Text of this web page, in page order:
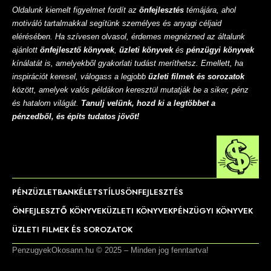
Oldalunk kiemelt figyelmet fordít az önfejlesztés témájára, ahol
motiváló tartalmakkal segítünk személyes és anyagi céljaid
elérésében. Ha szívesen olvasol, érdemes megnézned az általunk
ajánlott önfejlesztő könyvek, üzleti könyvekés pénzügyi könyvek
kínálatát is, amelyekből gyakorlati tudást meríthetsz. Emellett, ha
inspirációt keresel, válogass a legjobb üzleti filmek és sorozatok
között, amelyek valós példákon keresztül mutatják be a siker, pénz
és hatalom világát. Tanulj velünk, hozd ki a legtöbbet a
pénzedből, és építs tudatos jövőt!
PÉNZÜZLETBANKÉLETSTÍLUSÖNFEJLESZTÉS
ÖNFEJLESZTŐ KÖNYVEKÜZLETI KÖNYVEKPÉNZÜGYI KÖNYVEK
ÜZLETI FILMEK ÉS SOROZATOK
PenzugyekOkosann.hu © 2025 – Minden jog fenntartva!